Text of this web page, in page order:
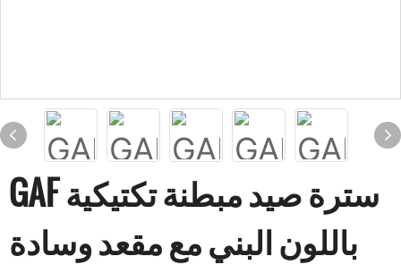
GAF سترة صيد مبطنة تكتيكية
باللون البني مع مقعد وسادة